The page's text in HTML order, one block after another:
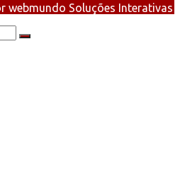
webmundo Soluções Interativas